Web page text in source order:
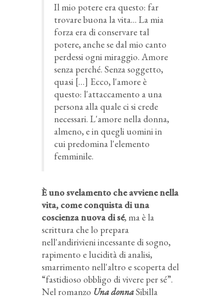
Il mio potere era questo: far
trovare buona la vita... La mia
forza era di conservare tal
potere, anche se dal mio canto
perdessi ogni miraggio. Amore
senza perché. Senza soggetto,
quasi […] Ecco, l'amore è
questo: l'attaccamento a una
persona alla quale ci si crede
necessari. L'amore nella donna,
almeno, e in quegli uomini in
cui predomina l'elemento
femminile.
È uno svelamento che avviene nella
vita, come conquista di una
coscienza nuova di sé, ma è la
scrittura che lo prepara
nell'andirivieni incessante di sogno,
rapimento e lucidità di analisi,
smarrimento nell'altro e scoperta del
“fastidioso obbligo di vivere per sé”.
Nel romanzo Una donnaSibilla